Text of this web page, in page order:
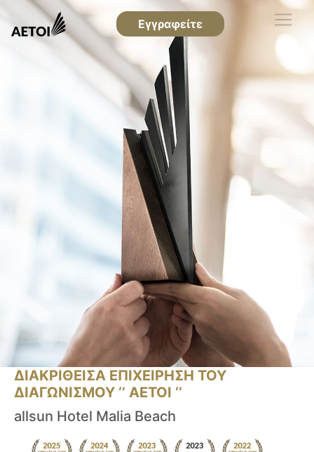
Εγγραφείτε
ΔΙΑΚΡΙΘΕΙΣΑ ΕΠΙΧΕΙΡΗΣΗ ΤΟΥ
ΔΙΑΓΩΝΙΣΜΟΥ ‘’ ΑΕΤΟΙ ‘’
allsun Hotel Malia Beach